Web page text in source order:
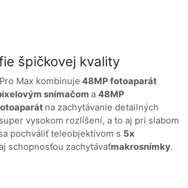
špičkovej kvality
Max kombinuje 48MP fotoaparát
snímačom a 48MP
na zachytávanie detailných
vysokom rozlíšení, a to aj pri slabom
pochváliť teleobjektívom s 5x
schopnosťou zachytávaťmakrosnímky.